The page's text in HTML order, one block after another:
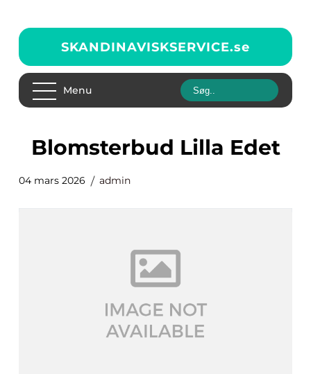
SKANDINAVISKSERVICE.se
Menu
blomsterbud Lilla Edet
04 mars 2026 admin